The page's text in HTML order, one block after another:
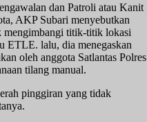
dan Patroli atau Kanit
AKP Subari menyebutkan
mengimbangi titik-titik lokasi
ETLE. lalu, dia menegaskan
oleh anggota Satlantas Polres
tilang manual.
pinggiran yang tidak